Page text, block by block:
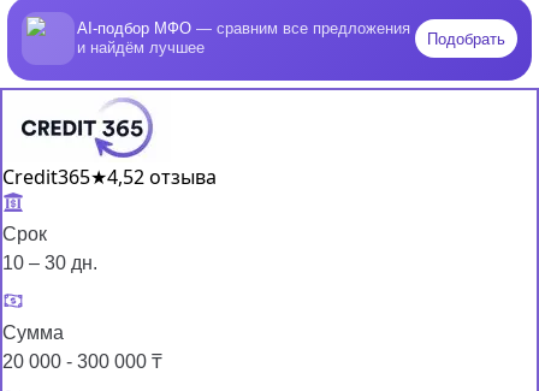
AI-подбор МФО — сравним все предложения
и найдём лучшее
Подобрать
Credit365★4,52 отзыва
Срок
10 – 30 дн.
Сумма
20 000 - 300 000 ₸